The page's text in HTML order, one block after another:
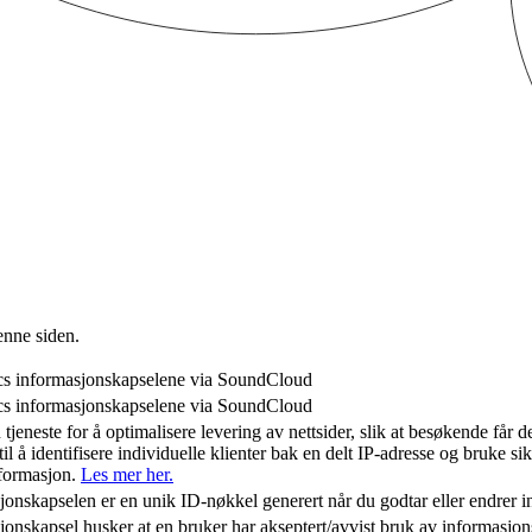
siden.
informasjonskapselene via SoundCloud
informasjonskapselene via SoundCloud
for å optimalisere levering av nettsider, slik at besøkende får
å identifisere individuelle klienter bak en delt IP-adresse og bruke
Les mer her.
er en unik ID-nøkkel generert når du godtar eller endrer
husker at en bruker har akseptert/avvist bruk av